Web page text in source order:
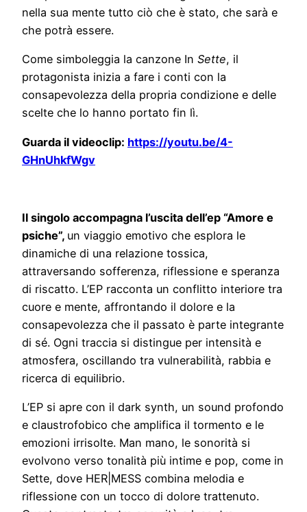
nella sua mente tutto ciò che è stato, che sarà e
che potrà essere.
Come simboleggia la canzone In Sette, il
protagonista inizia a fare i conti con la
consapevolezza della propria condizione e delle
scelte che lo hanno portato fin lì.
Guarda il videoclip: https://youtu.be/4-
GHnUhkfWgv
Il singolo accompagna l’uscita dell’ep “Amore e
psiche”, un viaggio emotivo che esplora le
dinamiche di una relazione tossica,
attraversando sofferenza, riflessione e speranza
di riscatto. L’EP racconta un conflitto interiore tra
cuore e mente, affrontando il dolore e la
consapevolezza che il passato è parte integrante
di sé. Ogni traccia si distingue per intensità e
atmosfera, oscillando tra vulnerabilità, rabbia e
ricerca di equilibrio.
L’EP si apre con il dark synth, un sound profondo
e claustrofobico che amplifica il tormento e le
emozioni irrisolte. Man mano, le sonorità si
evolvono verso tonalità più intime e pop, come in
Sette, dove HER|MESS combina melodia e
riflessione con un tocco di dolore trattenuto.